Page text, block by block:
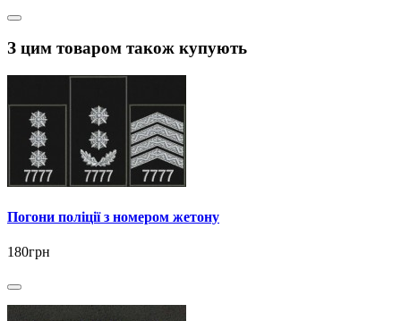
З цим товаром також купують
Погони поліції з номером жетону
180грн